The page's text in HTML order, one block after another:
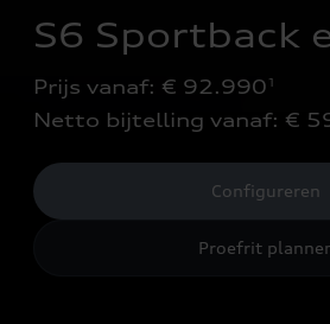
S6 Sportback
Prijs vanaf: € 92.990 1
Netto bijtelling vanaf: €
Configureren
Proefrit